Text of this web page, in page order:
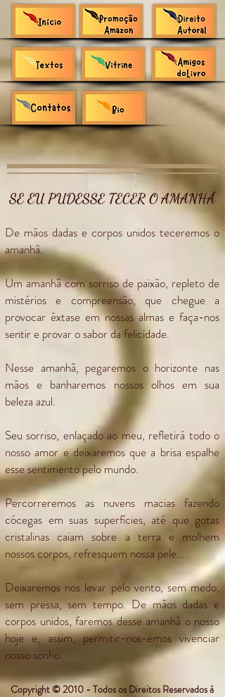
SE EU PUDESSE TECER O AMANHÃ
De mãos dadas e corpos unidos teceremos o
amanhã.
Um amanhã com sorriso de paixão, repleto de
mistérios e compreensão, que chegue a
provocar êxtase em nossas almas e faça-nos
sentir e provar o sabor da felicidade.
Nesse amanhã, pegaremos o horizonte nas
mãos e banharemos nossos olhos em sua
beleza azul.
Seu sorriso, enlaçado ao meu, refletirá todo o
nosso amor e deixaremos que a brisa espalhe
esse sentimento pelo mundo.
Percorreremos as nuvens macias fazendo
cócegas em suas superfícies, até que gotas
cristalinas caiam sobre a terra e molhem
nossos corpos, refresquem nossa pele...
Deixaremos nos levar pelo vento, sem medo,
sem pressa, sem tempo. De mãos dadas e
corpos unidos, faremos desse amanhã o nosso
hoje e, assim, permitir-nos-emos vivenciar
nosso sonho.
Copyright © 2010 - Todos os Direitos Reservados à